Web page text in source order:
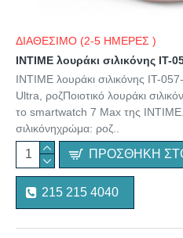
ΔΙΑΘΕΣΙΜΟ (2-5 ΗΜΕΡΕΣ )
INTIME λουράκι σιλικόνης IT-
Ultra, ροζΠοιοτικό λουράκι
το smartwatch 7 Max της
σιλικόνηχρώμα: ροζ..
ΠΡΟΣΘΉΚΗ
215 215 4040